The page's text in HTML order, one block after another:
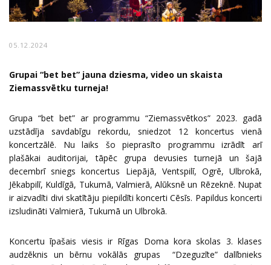
05.12.2024
Grupai “bet bet” jauna dziesma, video un skaista
Ziemassvētku turneja!
Grupa “bet bet” ar programmu “Ziemassvētkos” 2023. gadā
uzstādīja savdabīgu rekordu, sniedzot 12 koncertus vienā
koncertzālē. Nu laiks šo pieprasīto programmu izrādīt arī
plašākai auditorijai, tāpēc grupa devusies turnejā un šajā
decembrī sniegs koncertus Liepājā, Ventspilī, Ogrē, Ulbrokā,
Jēkabpilī, Kuldīgā, Tukumā, Valmierā, Alūksnē un Rēzeknē. Nupat
ir aizvadīti divi skatītāju piepildīti koncerti Cēsīs. Papildus koncerti
izsludināti Valmierā, Tukumā un Ulbrokā.
Koncertu īpašais viesis ir Rīgas Doma kora skolas 3. klases
audzēknis un bērnu vokālās grupas “Dzeguzīte” dalībnieks